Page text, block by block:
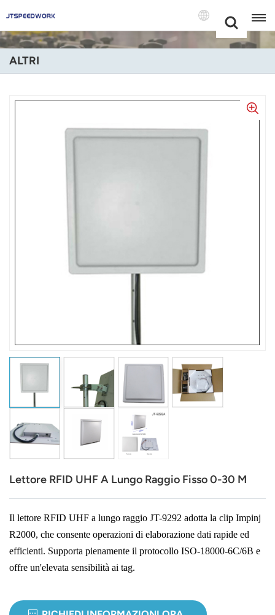
+86 -18681515767
English
Français
Deutsch
Nederland
Ελληνικά
Melayu
แบบไทย
Tiếng Việt
magyar
ALTRI
Lettore RFID UHF A Lungo Raggio Fisso 0-30 M
Il lettore RFID UHF a lungo raggio JT-9292 adotta la clip Impinj
R2000, che consente operazioni di elaborazione dati rapide ed
efficienti. Supporta pienamente il protocollo ISO-18000-6C/6B e
offre un'elevata sensibilità ai tag.